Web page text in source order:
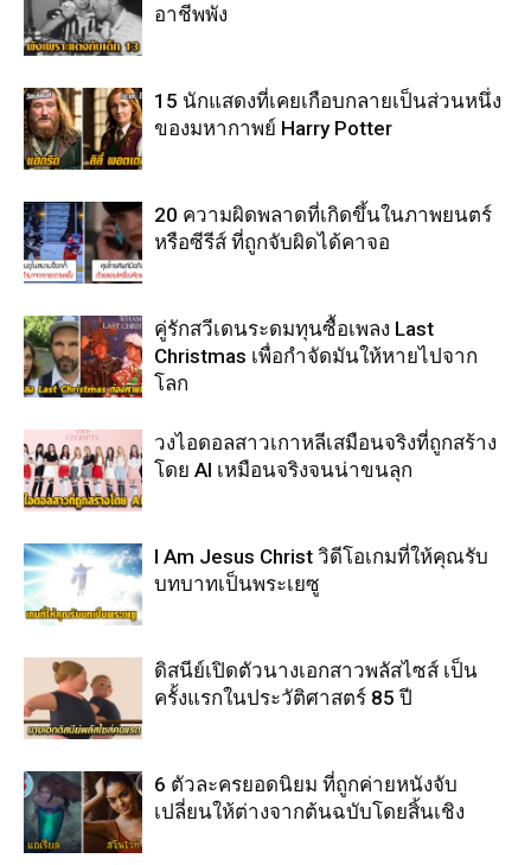
อาชีพพัง
15 นักแสดงที่เคยเกือบกลายเป็นส่วนหนึ่ง
ของมหากาพย์ Harry Potter
20 ความผิดพลาดที่เกิดขึ้นในภาพยนตร์
หรือซีรีส์ ที่ถูกจับผิดได้คาจอ
คู่รักสวีเดนระดมทุนซื้อเพลง Last
Christmas เพื่อกำจัดมันให้หายไปจาก
โลก
วงไอดอลสาวเกาหลีเสมือนจริงที่ถูกสร้าง
โดย AI เหมือนจริงจนน่าขนลุก
I Am Jesus Christ วิดีโอเกมที่ให้คุณรับ
บทบาทเป็นพระเยซู
ดิสนีย์เปิดตัวนางเอกสาวพลัสไซส์ เป็น
ครั้งแรกในประวัติศาสตร์ 85 ปี
6 ตัวละครยอดนิยม ที่ถูกค่ายหนังจับ
เปลี่ยนให้ต่างจากต้นฉบับโดยสิ้นเชิง